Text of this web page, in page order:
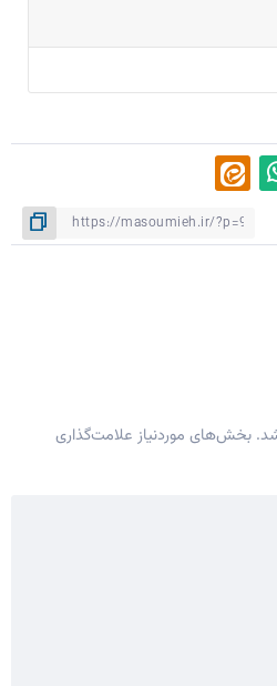
بخش‌های موردنیاز علامت‌گذاری